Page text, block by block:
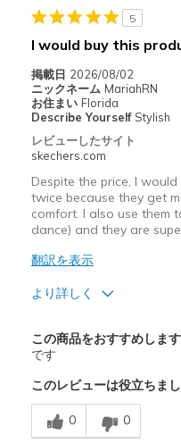
5
I would buy this
掲載日 2026/08/02
ニックネーム MariahRN
お住まい Florida
Describe Yourself Stylish
レビューしたサイト
skechers.com
Despite the price, I
twice because they get
comfort. I also use them
dance) and they are
翻訳を表示
より詳しく
Attractive Design
Comfortable
Stylish
この商品をおすすめしま
です
このレビューは役立ちま
0 0